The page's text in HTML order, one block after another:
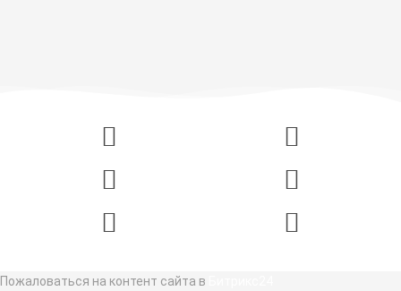
Пожаловаться на контент cайта в